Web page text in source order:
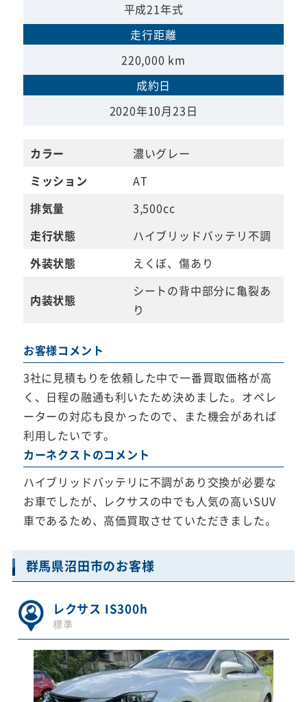
平成21年式
走行距離
220,000 km
成約日
2020年10月23日
カラー
濃いグレー
ミッション
AT
排気量
3,500cc
走行状態
ハイブリッドバッテリ不調
外装状態
えくぼ、傷あり
内装状態
シートの背中部分に亀裂あ
り
お客様コメント
3社に見積もりを依頼した中で一番買取価格が高
く、日程の融通も利いたため決めました。オペレ
ーターの対応も良かったので、また機会があれば
利用したいです。
カーネクストのコメント
ハイブリッドバッテリに不調があり交換が必要な
お車でしたが、レクサスの中でも人気の高いSUV
車であるため、高価買取させていただきました。
群馬県沼田市のお客様
レクサス IS300h
標準